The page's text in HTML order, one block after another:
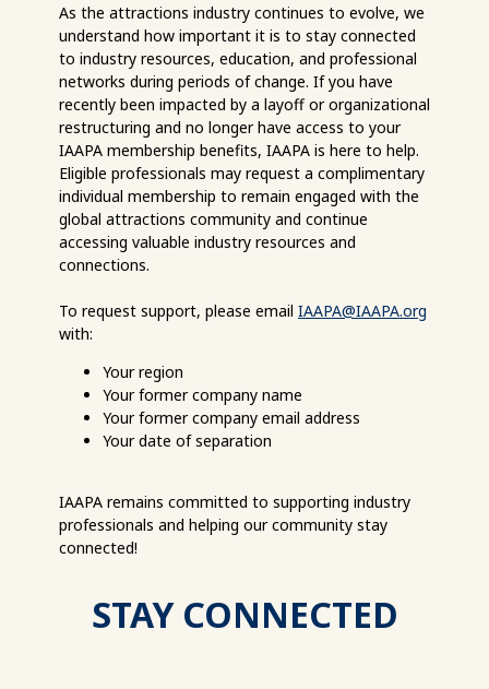
As the attractions industry continues to evolve, we
understand how important it is to stay connected
to industry resources, education, and professional
networks during periods of change. If you have
recently been impacted by a layoff or organizational
restructuring and no longer have access to your
IAAPA membership benefits, IAAPA is here to help.
Eligible professionals may request a complimentary
individual membership to remain engaged with the
global attractions community and continue
accessing valuable industry resources and
connections.
To request support, please email IAAPA@IAAPA.org
with:
Your region
Your former company name
Your former company email address
Your date of separation
IAAPA remains committed to supporting industry
professionals and helping our community stay
connected!
STAY CONNECTED